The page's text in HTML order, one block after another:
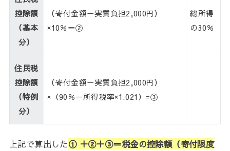
控除額
（基本
分）
（寄付金額－実質負担2,000円）
×10％＝②
総所得
の30％
住民税
控除額
（特例
分）
（寄付金額－実質負担2,000円）
×（90％－所得税率×1.021）=③
上記で算出した① ＋②＋③＝税金の控除額（寄付限度